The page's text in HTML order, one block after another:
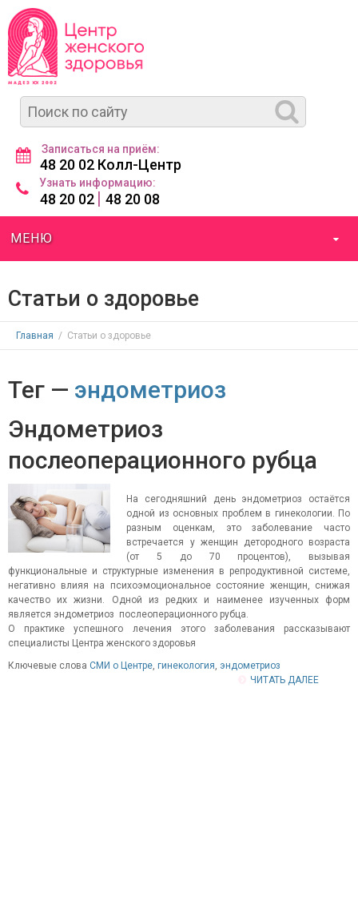
Записаться на приём:
48 20 02 Колл-Центр
Узнать информацию:
48 20 02 | 48 20 08
МЕНЮ
Статьи о здоровье
Главная / Статьи о здоровье
Тег — эндометриоз
Эндометриоз
послеоперационного рубца
На сегодняшний день эндометриоз остаётся
одной из основных проблем в гинекологии. По
разным оценкам, это заболевание часто
встречается у женщин детородного возраста
(от 5 до 70 процентов), вызывая
функциональные и структурные изменения в репродуктивной системе,
негативно влияя на психоэмоциональное состояние женщин, снижая
качество их жизни. Одной из редких и наименее изученных форм
является эндометриоз послеоперационного рубца.
О практике успешного лечения этого заболевания рассказывают
специалисты Центра женского здоровья
Ключевые слова СМИ о Центре, гинекология, эндометриоз
ЧИТАТЬ ДАЛЕЕ